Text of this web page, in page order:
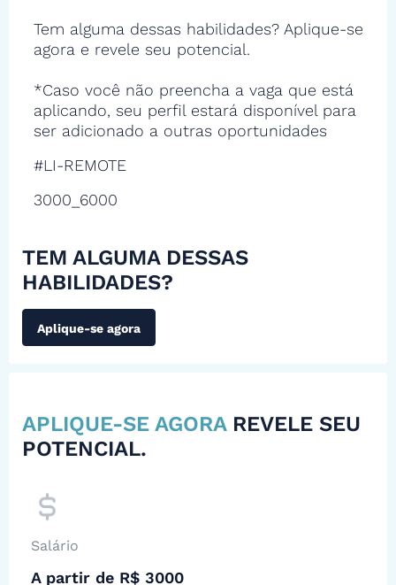
Tem alguma dessas habilidades? Aplique-se
agora e revele seu potencial.
*Caso você não preencha a vaga que está
aplicando, seu perfil estará disponível para
ser adicionado a outras oportunidades
#LI-REMOTE
3000_6000
TEM ALGUMA DESSAS
HABILIDADES?
Aplique-se agora
APLIQUE-SE AGORA REVELE SEU
POTENCIAL.
Salário
A partir de R$ 3000